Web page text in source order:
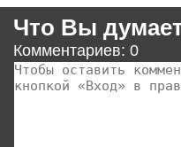
Что Вы
Комментариев: 0